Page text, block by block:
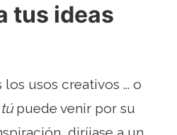
tus ideas
usos creativos ... o
túpuede venir por su